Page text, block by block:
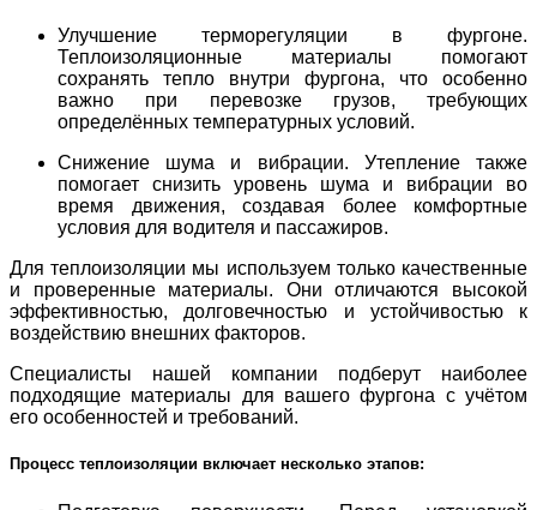
Улучшение терморегуляции в фургоне.
Теплоизоляционные материалы помогают
сохранять тепло внутри фургона, что особенно
важно при перевозке грузов, требующих
определённых температурных условий.
Снижение шума и вибрации. Утепление также
помогает снизить уровень шума и вибрации во
время движения, создавая более комфортные
условия для водителя и пассажиров.
Для теплоизоляции мы используем только качественные
и проверенные материалы. Они отличаются высокой
эффективностью, долговечностью и устойчивостью к
воздействию внешних факторов.
Специалисты нашей компании подберут наиболее
подходящие материалы для вашего фургона с учётом
его особенностей и требований.
Процесс теплоизоляции включает несколько этапов: